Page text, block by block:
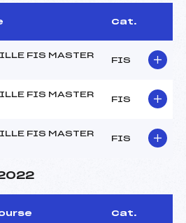
Cat.
FIS MASTER
FIS
FIS MASTER
FIS
FIS MASTER
FIS
Cat.